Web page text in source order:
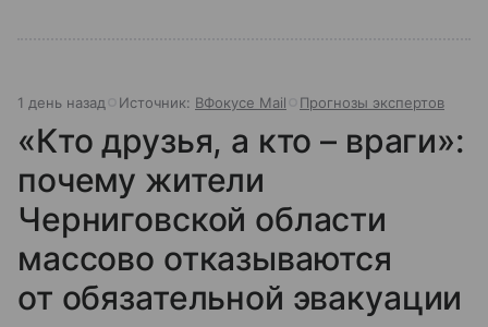
1 день назад Источник: ВФокусе Mail Прогнозы экспертов
«Кто друзья, а кто – враги»:
почему жители
Черниговской области
массово отказываются
от обязательной эвакуации